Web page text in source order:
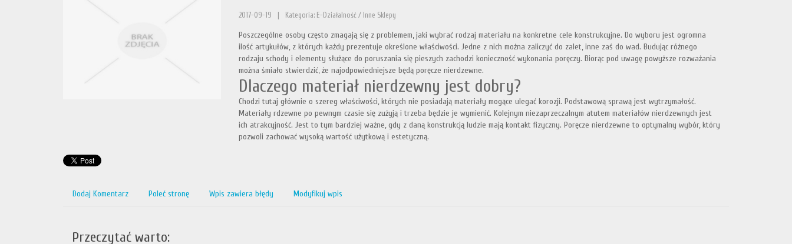
2017-09-19 Kategoria: E-Działalność / Inne Sklepy
Poszczególne osoby często zmagają się z problemem, jaki wybrać rodzaj materiału na konkretne cele konstrukcyjne. Do wyboru jest ogromna
ilość artykułów, z których każdy prezentuje określone właściwości. Jedne z nich można zaliczyć do zalet, inne zaś do wad. Budując różnego
rodzaju schody i elementy służące do poruszania się pieszych zachodzi konieczność wykonania poręczy. Biorąc pod uwagę powyższe rozważania
można śmiało stwierdzić, że najodpowiedniejsze będą poręcze nierdzewne.
Dlaczego materiał nierdzewny jest dobry?
Chodzi tutaj głównie o szereg właściwości, których nie posiadają materiały mogące ulegać korozji. Podstawową sprawą jest wytrzymałość.
Materiały rdzewne po pewnym czasie się zużyją i trzeba będzie je wymienić. Kolejnym niezaprzeczalnym atutem materiałów nierdzewnych jest
ich atrakcyjność. Jest to tym bardziej ważne, gdy z daną konstrukcją ludzie mają kontakt fizyczny. Poręcze nierdzewne to optymalny wybór, który
pozwoli zachować wysoką wartość użytkową i estetyczną.
Dodaj Komentarz Poleć stronę Wpis zawiera błędy Modyfikuj wpis
Przeczytać warto: